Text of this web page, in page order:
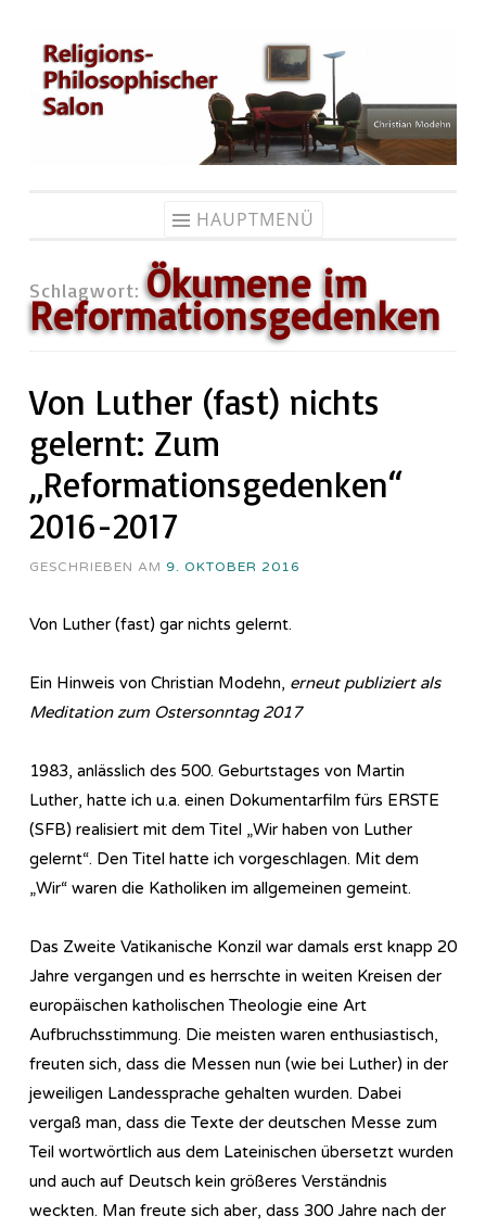
Zum
Inhalt
springen
HAUPTMENÜ
Schlagwort:Ökumene im
Reformationsgedenken
Von Luther (fast) nichts
gelernt: Zum
„Reformationsgedenken“
2016-2017
GESCHRIEBEN AM 9. OKTOBER 2016
Von Luther (fast) gar nichts gelernt.
Ein Hinweis von Christian Modehn, erneut publiziert als
Meditation zum Ostersonntag 2017
1983, anlässlich des 500. Geburtstages von Martin
Luther, hatte ich u.a. einen Dokumentarfilm fürs ERSTE
(SFB) realisiert mit dem Titel „Wir haben von Luther
gelernt“. Den Titel hatte ich vorgeschlagen. Mit dem
„Wir“ waren die Katholiken im allgemeinen gemeint.
Das Zweite Vatikanische Konzil war damals erst knapp 20
Jahre vergangen und es herrschte in weiten Kreisen der
europäischen katholischen Theologie eine Art
Aufbruchsstimmung. Die meisten waren enthusiastisch,
freuten sich, dass die Messen nun (wie bei Luther) in der
jeweiligen Landessprache gehalten wurden. Dabei
vergaß man, dass die Texte der deutschen Messe zum
Teil wortwörtlich aus dem Lateinischen übersetzt wurden
und auch auf Deutsch kein größeres Verständnis
weckten. Man freute sich aber, dass 300 Jahre nach der